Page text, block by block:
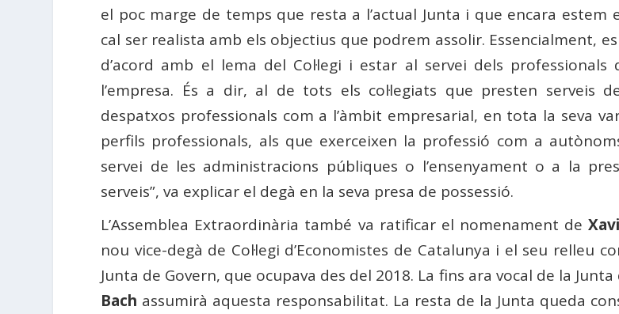
el poc marge de temps que resta a l’actual Junta i que encara estem
cal ser realista amb els objectius que podrem assolir. Essencialment,
d’acord amb el lema del Col·legi i estar al servei dels professionals
l’empresa. És a dir, al de tots els col·legiats que presten serveis
despatxos professionals com a l’àmbit empresarial, en tota la seva
perfils professionals, als que exerceixen la professió com a
servei de les administracions públiques o l’ensenyament o a la
serveis”, va explicar el degà en la seva presa de possessió.
L’Assemblea Extraordinària també va ratificar el nomenament de
nou vice-degà de Col·legi d’Economistes de Catalunya i el seu relleu
Junta de Govern, que ocupava des del 2018. La fins ara vocal de la Junta
Bach assumirà aquesta responsabilitat. La resta de la Junta queda